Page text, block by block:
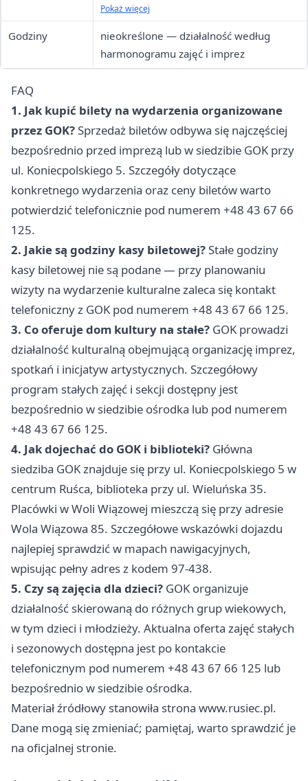
125
Pokaż więcej
Godziny
nieokreślone — działalność według
harmonogramu zajęć i imprez
FAQ
1. Jak kupić bilety na wydarzenia organizowane
przez GOK?Sprzedaż biletów odbywa się najczęściej
bezpośrednio przed imprezą lub w siedzibie GOK przy
ul. Koniecpolskiego 5. Szczegóły dotyczące
konkretnego wydarzenia oraz ceny biletów warto
potwierdzić telefonicznie pod numerem +48 43 67 66
125.
2. Jakie są godziny kasy biletowej?Stałe godziny
kasy biletowej nie są podane — przy planowaniu
wizyty na wydarzenie kulturalne zaleca się kontakt
telefoniczny z GOK pod numerem +48 43 67 66 125.
3. Co oferuje dom kultury na stałe? GOK prowadzi
działalność kulturalną obejmującą organizację imprez,
spotkań i inicjatyw artystycznych. Szczegółowy
program stałych zajęć i sekcji dostępny jest
bezpośrednio w siedzibie ośrodka lub pod numerem
+48 43 67 66 125.
4. Jak dojechać do GOK i biblioteki? Główna
siedziba GOK znajduje się przy ul. Koniecpolskiego 5 w
centrum Ruśca, biblioteka przy ul. Wieluńska 35.
Placówki w Woli Wiązowej mieszczą się przy adresie
Wola Wiązowa 85. Szczegółowe wskazówki dojazdu
najlepiej sprawdzić w mapach nawigacyjnych,
wpisując pełny adres z kodem 97-438.
5. Czy są zajęcia dla dzieci? GOK organizuje
działalność skierowaną do różnych grup wiekowych,
w tym dzieci i młodzieży. Aktualna oferta zajęć stałych
i sezonowych dostępna jest po kontakcie
telefonicznym pod numerem +48 43 67 66 125 lub
bezpośrednio w siedzibie ośrodka.
Materiał źródłowy stanowiła strona www.rusiec.pl.
Dane mogą się zmieniać; pamiętaj, warto sprawdzić je
na oficjalnej stronie.